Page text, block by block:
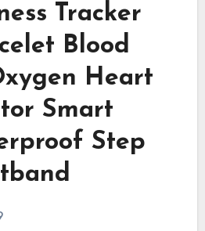
Tracker
Blood
Heart
Smart
Step